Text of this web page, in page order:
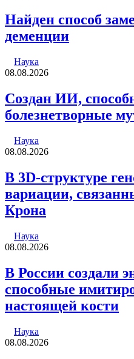
Найден способ
деменции
Наука
08.08.2026
Создан ИИ,
болезнетворные
Наука
08.08.2026
В 3D-структуре
вариации,
Крона
Наука
08.08.2026
В России создали
способные
настоящей кости
Наука
08.08.2026